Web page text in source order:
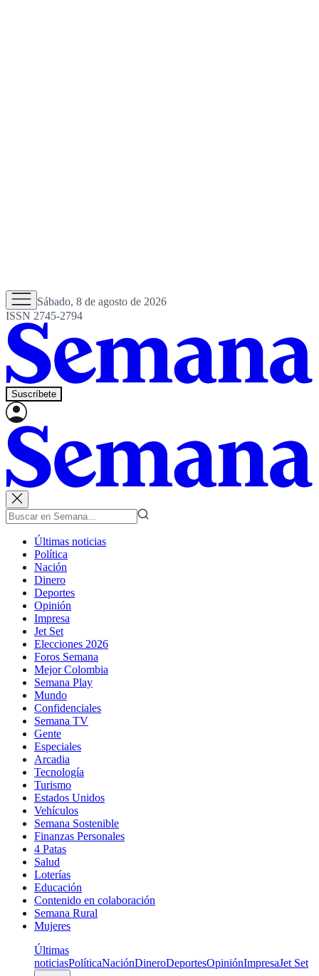
Sábado, 8 de agosto de 2026
ISSN 2745-2794
Suscríbete
Últimas noticias
Política
Nación
Dinero
Deportes
Opinión
Impresa
Jet Set
Elecciones 2026
Foros Semana
Mejor Colombia
Semana Play
Mundo
Confidenciales
Semana TV
Gente
Especiales
Arcadia
Tecnología
Turismo
Estados Unidos
Vehículos
Semana Sostenible
Finanzas Personales
4 Patas
Salud
Loterías
Educación
Contenido en colaboración
Semana Rural
Mujeres
Últimas
noticiasPolíticaNaciónDineroDeportesOpiniónImpresaJet Set